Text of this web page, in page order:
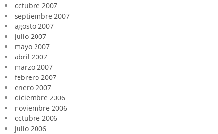
octubre 2007
septiembre 2007
agosto 2007
julio 2007
mayo 2007
abril 2007
marzo 2007
febrero 2007
enero 2007
diciembre 2006
noviembre 2006
octubre 2006
julio 2006